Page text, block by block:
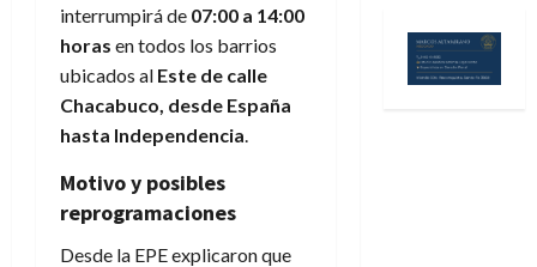
interrumpirá de 07:00 a 14:00
horas en todos los barrios
ubicados al Este de calle
Chacabuco, desde España
hasta Independencia.
Motivo y posibles
reprogramaciones
Desde la EPE explicaron que